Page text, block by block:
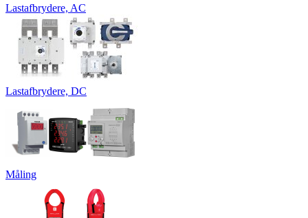
Lastafbrydere, AC
Lastafbrydere, DC
Måling